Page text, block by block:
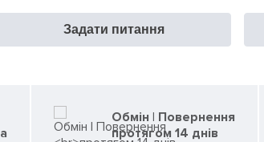
Задати питання
Обмін | Повернення
протягом 14 днів